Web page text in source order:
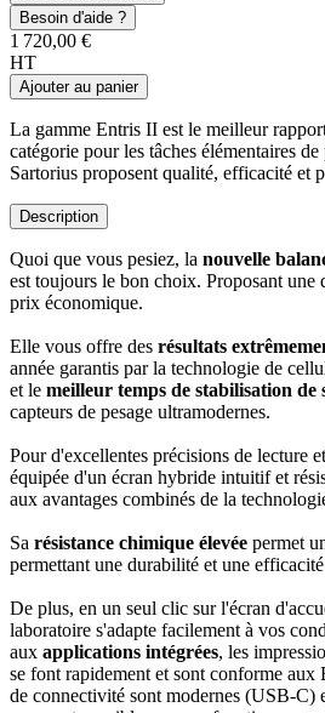
Besoin d'aide ?
1 720,00 €
HT
Ajouter au panier
La gamme Entris II est le meilleur
catégorie pour les tâches élémentaires
Sartorius proposent qualité, efficacité et
Description
Quoi que vous pesiez, la nouvelle
est toujours le bon choix. Proposant une
prix économique.
Elle vous offre des résultats
année garantis par la technologie de
et le meilleur temps de stabilisation de
capteurs de pesage ultramodernes.
Pour d'excellentes précisions de lecture
équipée d'un écran hybride intuitif et
aux avantages combinés de la
Sa résistance chimique élevée permet
permettant une durabilité et une
De plus, en un seul clic sur l'écran
laboratoire s'adapte facilement à vos
aux applications intégrées, les
se font rapidement et sont conforme aux
de connectivité sont modernes (USB-C)